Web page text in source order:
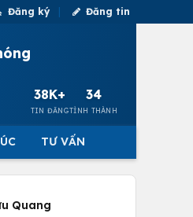
Đăng ký Đăng tin
38K+
TIN ĐĂNG
34
TỈNH THÀNH
TƯ VẤN
Quang